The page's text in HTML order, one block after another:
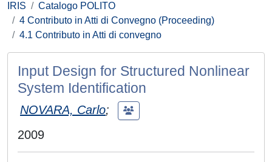
IRIS
Catalogo POLITO
4 Contributo in Atti di Convegno (Proceeding)
4.1 Contributo in Atti di convegno
Input Design for Structured Nonlinear
System Identification
NOVARA, Carlo;
2009